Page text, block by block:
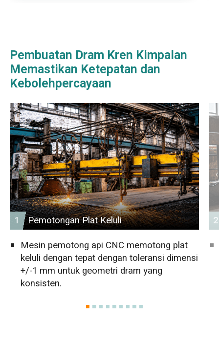
Pembuatan Dram Kren Kimpalan
Memastikan Ketepatan dan
Kebolehpercayaan
1
Pemotongan Plat Keluli
Mesin pemotong api CNC memotong plat
keluli dengan tepat dengan toleransi dimensi
+/-1 mm untuk geometri dram yang
konsisten.
2